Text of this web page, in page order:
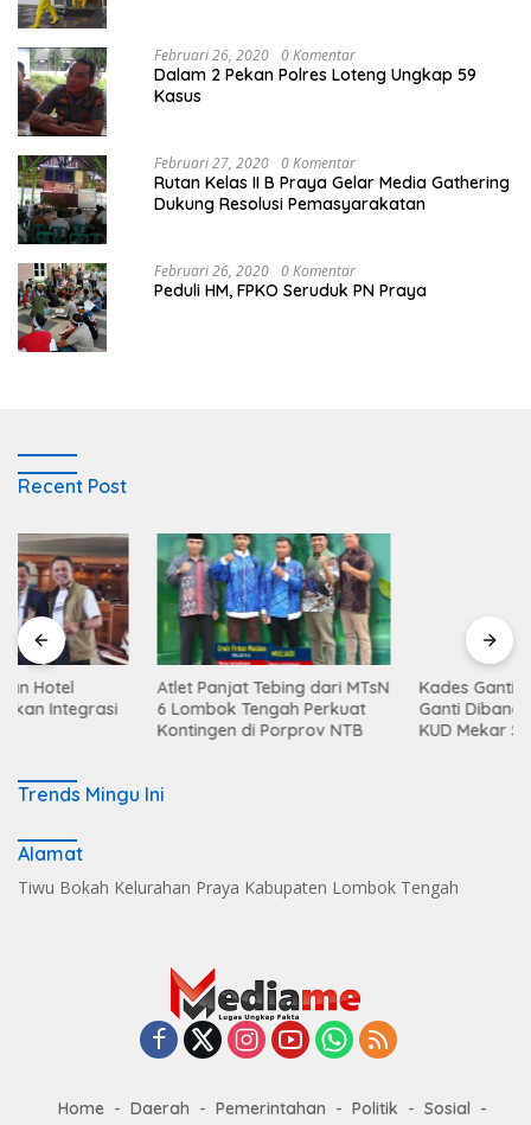
Februari 26, 2020 0 Komentar
Dalam 2 Pekan Polres Loteng Ungkap 59
Kasus
Februari 27, 2020 0 Komentar
Rutan Kelas II B Praya Gelar Media Gathering
Dukung Resolusi Pemasyarakatan
Februari 26, 2020 0 Komentar
Peduli HM, FPKO Seruduk PN Praya
Recent Post
Atlet Panjat Tebing dari MTsN
6 Lombok Tengah Perkuat
Kontingen di Porprov NTB
Kades Ganti : KDKMP Desa
Ganti Dibangun Diatas Lahan
KUD Mekar Sari
Trends Mingu Ini
Alamat
Tiwu Bokah Kelurahan Praya Kabupaten Lombok Tengah
Home Daerah Pemerintahan Politik
Sosial